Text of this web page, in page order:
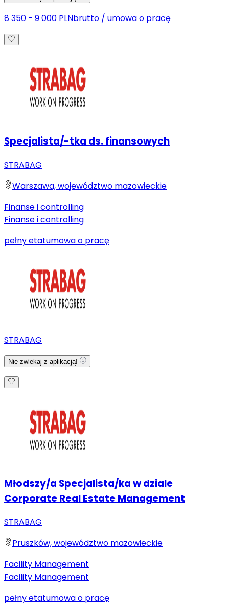
8 350 - 9 000 PLNbrutto / umowa o pracę
Specjalista/-tka ds. finansowych
STRABAG
Warszawa, województwo mazowieckie
Finanse i controlling
Finanse i controlling
pełny etatumowa o pracę
STRABAG
Nie zwlekaj z aplikacją!
Młodszy/a Specjalista/ka w dziale
Corporate Real Estate Management
STRABAG
Pruszków, województwo mazowieckie
Facility Management
Facility Management
pełny etatumowa o pracę